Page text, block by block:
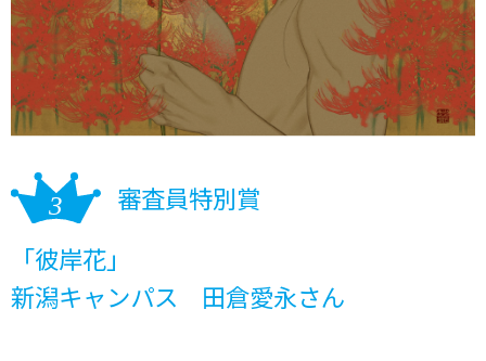
審査員特別賞
「彼岸花」
新潟キャンパス 田倉愛永さん